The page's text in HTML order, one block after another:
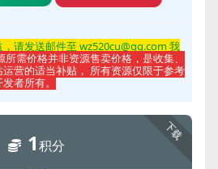
请发送邮件至 wz520cu@qq.com 我
所需价格并非资源售卖价格，是收集、
营的适当补贴， 所有资源仅限于参考
者所有。
下载
1积分